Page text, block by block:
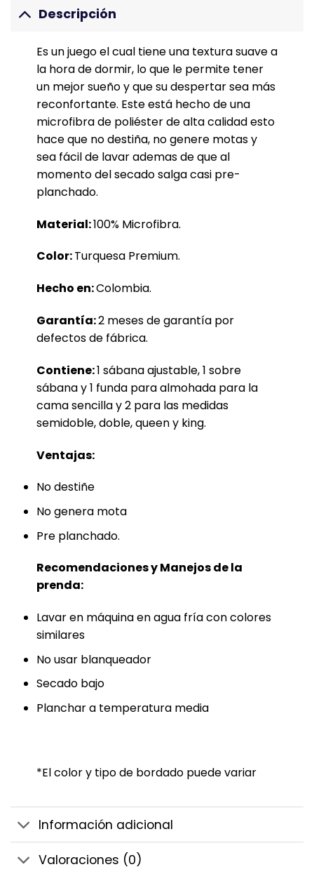
Descripción
Es un juego el cual tiene una textura suave a
la hora de dormir, lo que le permite tener
un mejor sueño y que su despertar sea más
reconfortante. Este está hecho de una
microfibra de poliéster de alta calidad esto
hace que no destiña, no genere motas y
sea fácil de lavar ademas de que al
momento del secado salga casi pre-
planchado.
Material:100% Microfibra.
Color:Turquesa Premium.
Hecho en:Colombia.
Garantía:2 meses de garantía por
defectos de fábrica.
Contiene:1 sábana ajustable, 1 sobre
sábana y 1 funda para almohada para la
cama sencilla y 2 para las medidas
semidoble, doble, queen y king.
Ventajas:
No destiñe
No genera mota
Pre planchado.
Recomendaciones y Manejos de la
prenda:
Lavar en máquina en agua fría con colores
similares
No usar blanqueador
Secado bajo
Planchar a temperatura media
*El color y tipo de bordado puede variar
Información adicional
Valoraciones (0)